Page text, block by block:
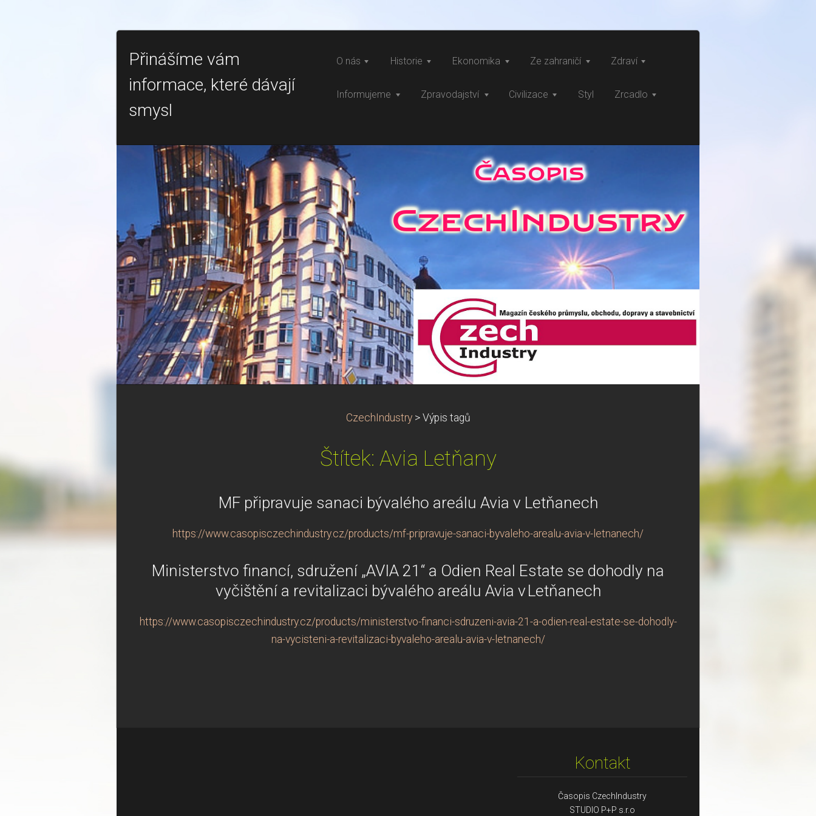
Přinášíme vám
informace, které dávají
smysl
O nás Historie Ekonomika Ze zahraničí Zdraví
Informujeme Zpravodajství Civilizace Styl Zrcadlo
CzechIndustry > Výpis tagů
Štítek: Avia Letňany
MF připravuje sanaci bývalého areálu Avia v Letňanech
https://www.casopisczechindustry.cz/products/mf-pripravuje-sanaci-byvaleho-arealu-avia-v-letnanech/
Ministerstvo financí, sdružení „AVIA 21“ a Odien Real Estate se dohodly na
vyčištění a revitalizaci bývalého areálu Avia v Letňanech
https://www.casopisczechindustry.cz/products/ministerstvo-financi-sdruzeni-avia-21-a-odien-real-estate-se-dohodly-
na-vycisteni-a-revitalizaci-byvaleho-arealu-avia-v-letnanech/
Kontakt
Časopis CzechIndustry
STUDIO P+P s.r.o